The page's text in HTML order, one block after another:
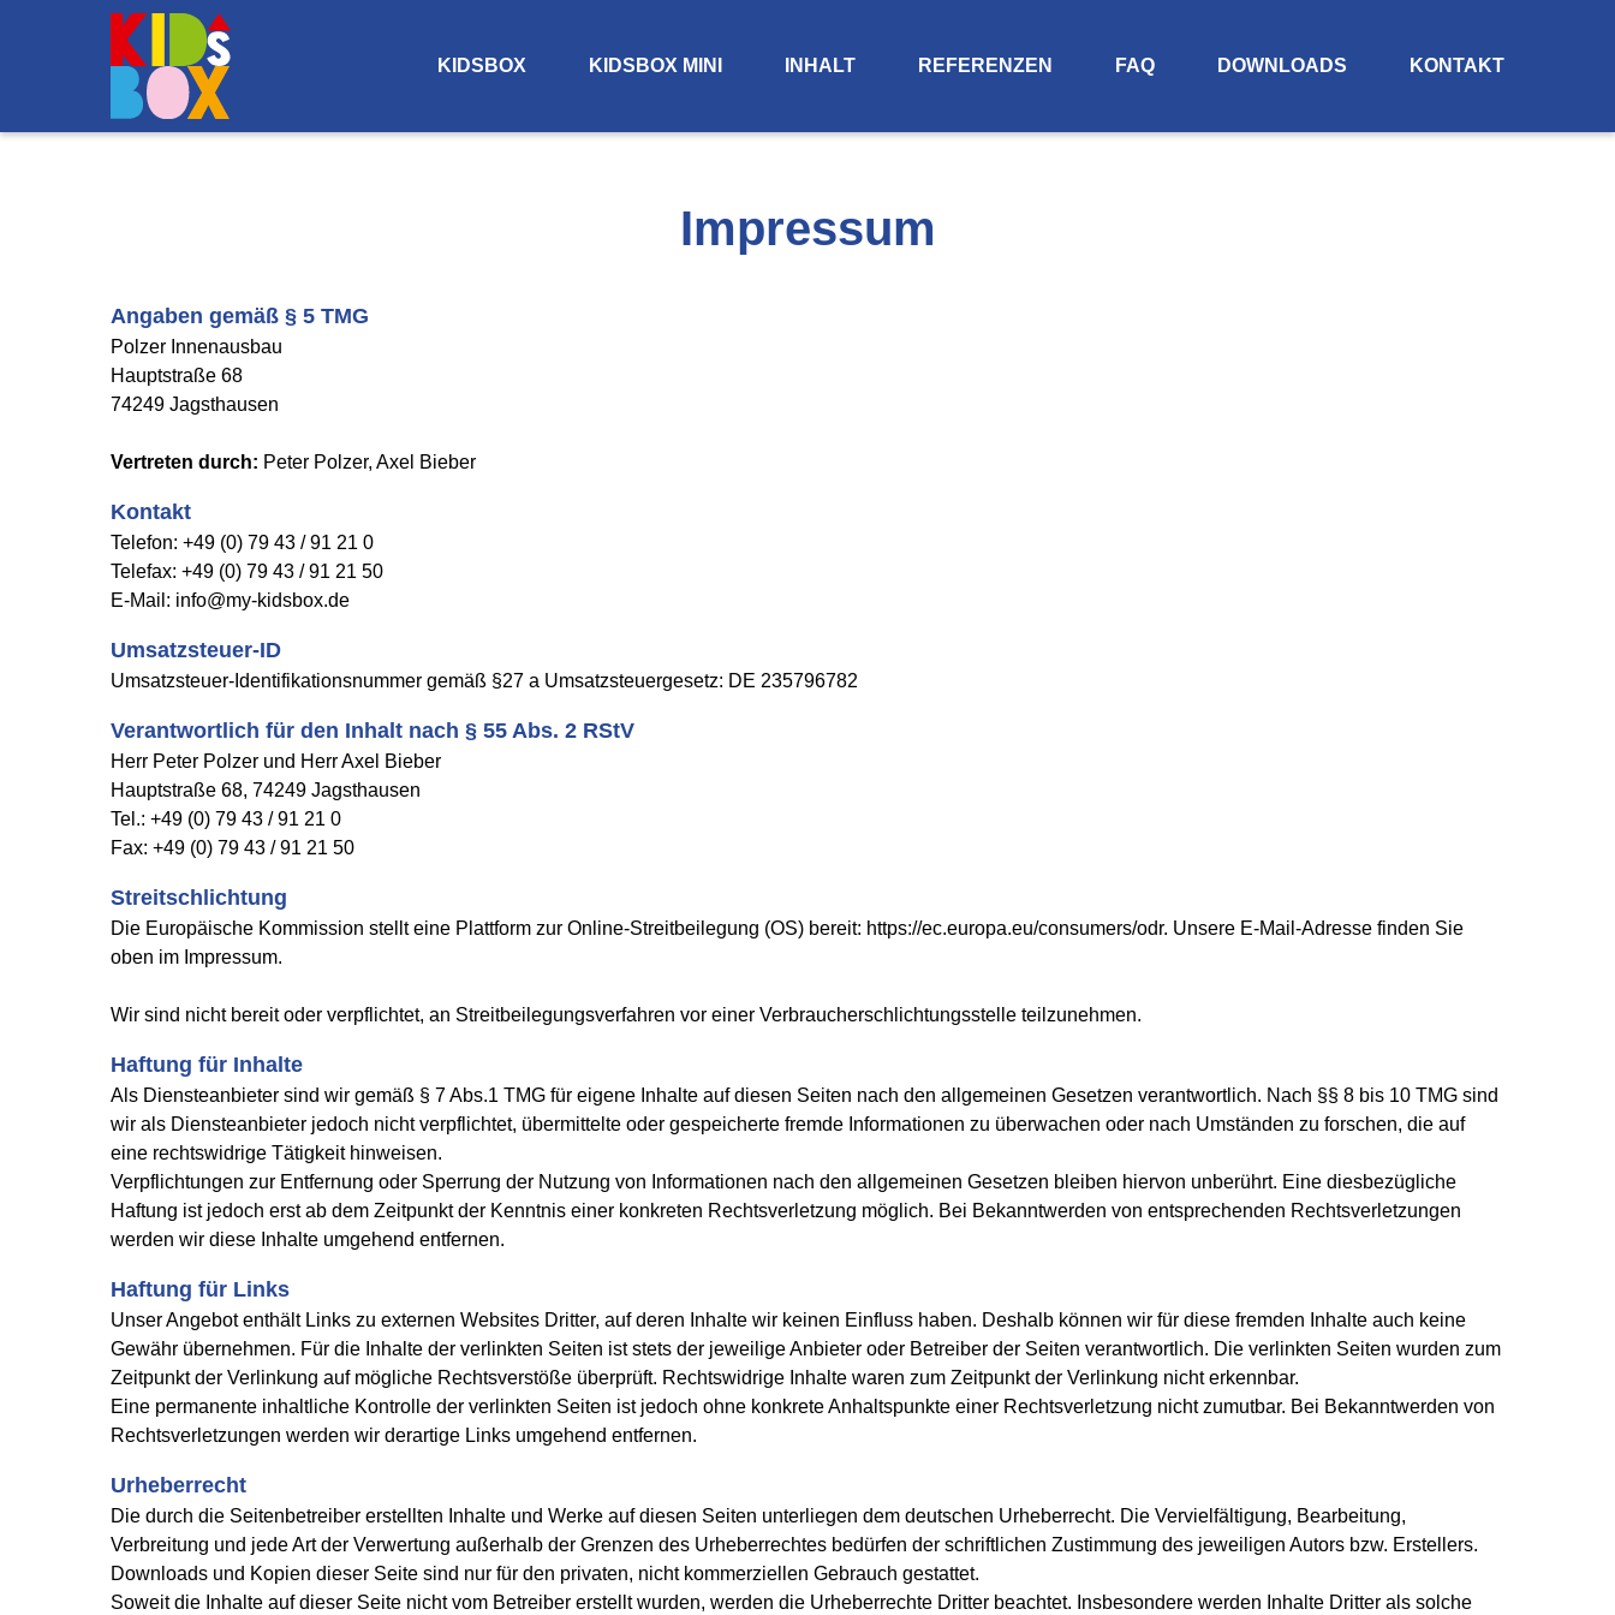
überspringen
KIDSBOX KIDSBOX MINI INHALT REFERENZEN FAQ DOWNLOADS KONTAKT
Impressum
Angaben gemäß § 5 TMG
Polzer Innenausbau
Hauptstraße 68
74249 Jagsthausen
Vertreten durch: Peter Polzer, Axel Bieber
Kontakt
Telefon: +49 (0) 79 43 / 91 21 0
Telefax: +49 (0) 79 43 / 91 21 50
E-Mail: info@my-kidsbox.de
Umsatzsteuer-ID
Umsatzsteuer-Identifikationsnummer gemäß §27 a Umsatzsteuergesetz: DE 235796782
Verantwortlich für den Inhalt nach § 55 Abs. 2 RStV
Herr Peter Polzer und Herr Axel Bieber
Hauptstraße 68, 74249 Jagsthausen
Tel.: +49 (0) 79 43 / 91 21 0
Fax: +49 (0) 79 43 / 91 21 50
Streitschlichtung
Die Europäische Kommission stellt eine Plattform zur Online-Streitbeilegung (OS) bereit: https://ec.europa.eu/consumers/odr. Unsere E-Mail-Adresse finden Sie
oben im Impressum.
Wir sind nicht bereit oder verpflichtet, an Streitbeilegungsverfahren vor einer Verbraucherschlichtungsstelle teilzunehmen.
Haftung für Inhalte
Als Diensteanbieter sind wir gemäß § 7 Abs.1 TMG für eigene Inhalte auf diesen Seiten nach den allgemeinen Gesetzen verantwortlich. Nach §§ 8 bis 10 TMG sind
wir als Diensteanbieter jedoch nicht verpflichtet, übermittelte oder gespeicherte fremde Informationen zu überwachen oder nach Umständen zu forschen, die auf
eine rechtswidrige Tätigkeit hinweisen.
Verpflichtungen zur Entfernung oder Sperrung der Nutzung von Informationen nach den allgemeinen Gesetzen bleiben hiervon unberührt. Eine diesbezügliche
Haftung ist jedoch erst ab dem Zeitpunkt der Kenntnis einer konkreten Rechtsverletzung möglich. Bei Bekanntwerden von entsprechenden Rechtsverletzungen
werden wir diese Inhalte umgehend entfernen.
Haftung für Links
Unser Angebot enthält Links zu externen Websites Dritter, auf deren Inhalte wir keinen Einfluss haben. Deshalb können wir für diese fremden Inhalte auch keine
Gewähr übernehmen. Für die Inhalte der verlinkten Seiten ist stets der jeweilige Anbieter oder Betreiber der Seiten verantwortlich. Die verlinkten Seiten wurden zum
Zeitpunkt der Verlinkung auf mögliche Rechtsverstöße überprüft. Rechtswidrige Inhalte waren zum Zeitpunkt der Verlinkung nicht erkennbar.
Eine permanente inhaltliche Kontrolle der verlinkten Seiten ist jedoch ohne konkrete Anhaltspunkte einer Rechtsverletzung nicht zumutbar. Bei Bekanntwerden von
Rechtsverletzungen werden wir derartige Links umgehend entfernen.
Urheberrecht
Die durch die Seitenbetreiber erstellten Inhalte und Werke auf diesen Seiten unterliegen dem deutschen Urheberrecht. Die Vervielfältigung, Bearbeitung,
Verbreitung und jede Art der Verwertung außerhalb der Grenzen des Urheberrechtes bedürfen der schriftlichen Zustimmung des jeweiligen Autors bzw. Erstellers.
Downloads und Kopien dieser Seite sind nur für den privaten, nicht kommerziellen Gebrauch gestattet.
Soweit die Inhalte auf dieser Seite nicht vom Betreiber erstellt wurden, werden die Urheberrechte Dritter beachtet. Insbesondere werden Inhalte Dritter als solche